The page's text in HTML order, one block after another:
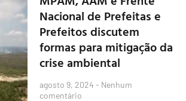
Nacional de Prefeitas e
Prefeitos discutem
formas para mitigação da
crise ambiental
agosto 9, 2024 Nenhum
comentário